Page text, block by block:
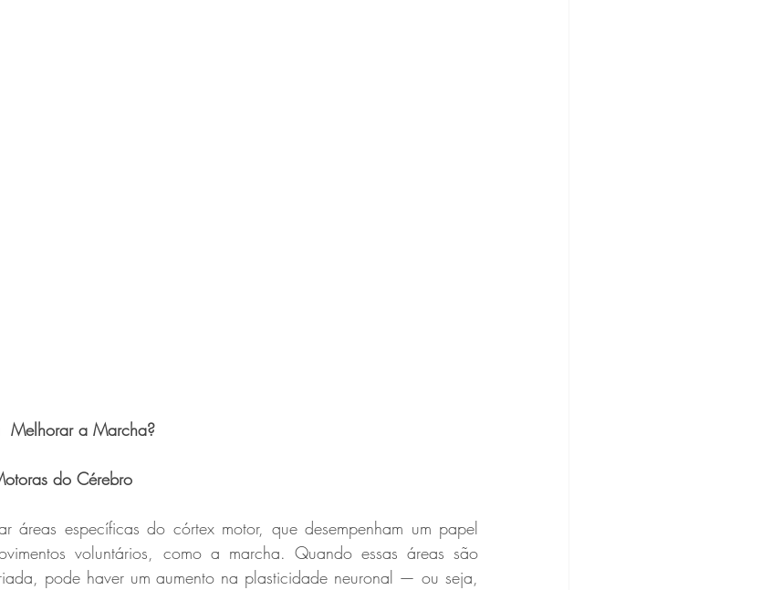
Melhorar a Marcha?
do Cérebro
áreas específicas do córtex motor, que desempenham um papel
voluntários, como a marcha. Quando essas áreas são
pode haver um aumento na plasticidade neuronal — ou seja,